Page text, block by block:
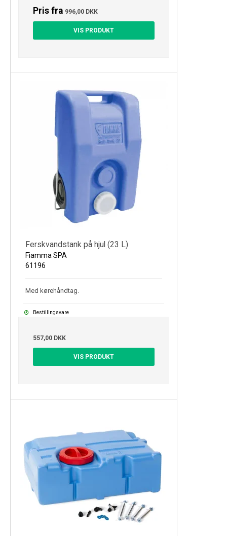
Pris fra 996,00 DKK
VIS PRODUKT
Ferskvandstank på hjul (23 L)
Fiamma SPA
61196
Med kørehåndtag.
Bestillingsvare
557,00 DKK
VIS PRODUKT